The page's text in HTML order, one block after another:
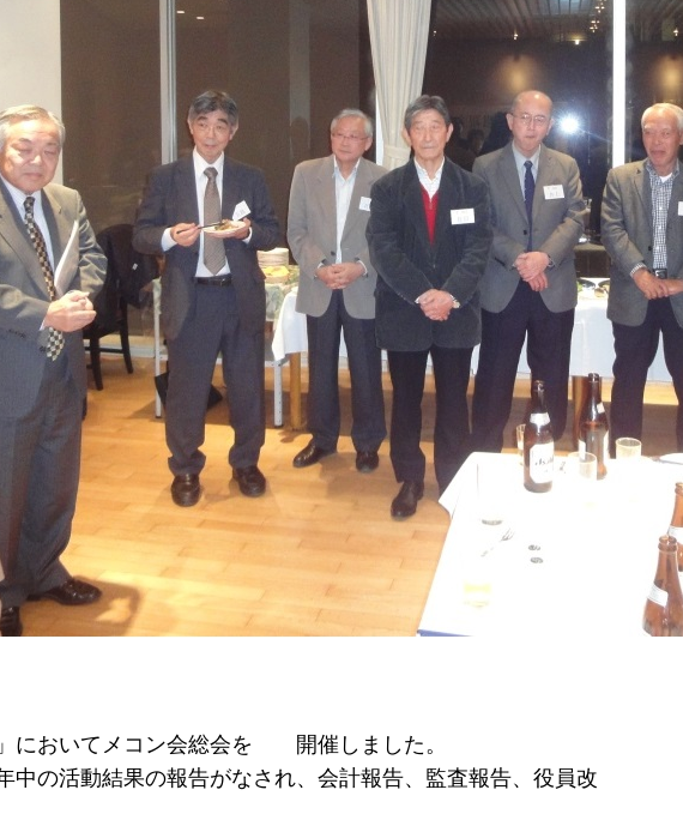
においてメコン会総会を 開催しました。
の活動結果の報告がなされ、会計報告、監査報告、役員改